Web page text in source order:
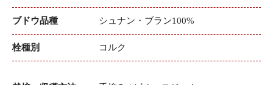
ブドウ品種 シュナン・ブラン100%
栓種別 コルク